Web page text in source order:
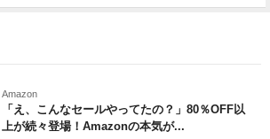
Amazon
「え、こんなセールやってたの？」80％OFF以
上が続々登場！Amazonの本気が...